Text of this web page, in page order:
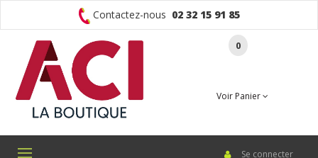
Contactez-nous 02 32 15 91 85
0
Voir Panier
Se connecter